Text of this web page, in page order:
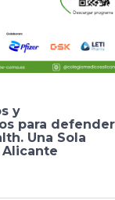
y
para defender
Una Sola
Alicante